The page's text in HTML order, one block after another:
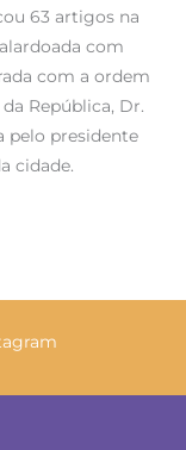
63 artigos na
com
com a ordem
República, Dr.
pelo presidente
cidade.